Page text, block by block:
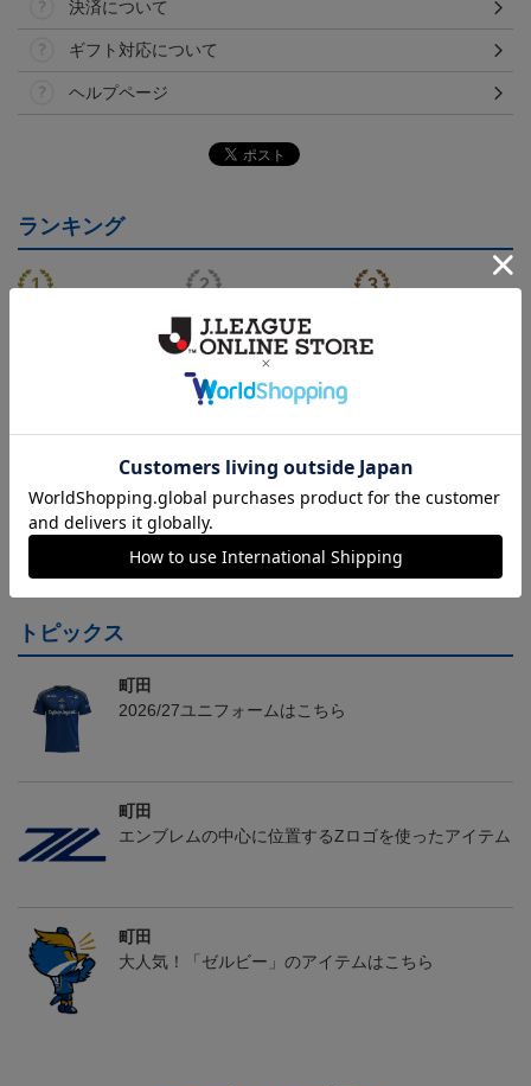
決済について
ギフト対応について
ヘルプページ
ランキング
FC町田ゼルビア ゲッコ
ウガ タオルマフラー
2,500円
2026/27 FP1stユニフォー
ム
24,200円～30,800円
会員特典
1,100円
トピックス
町田
2026/27ユニフォームはこちら
町田
エンブレムの中心に位置するZロゴを使ったアイテム
町田
大人気！「ゼルビー」のアイテムはこちら